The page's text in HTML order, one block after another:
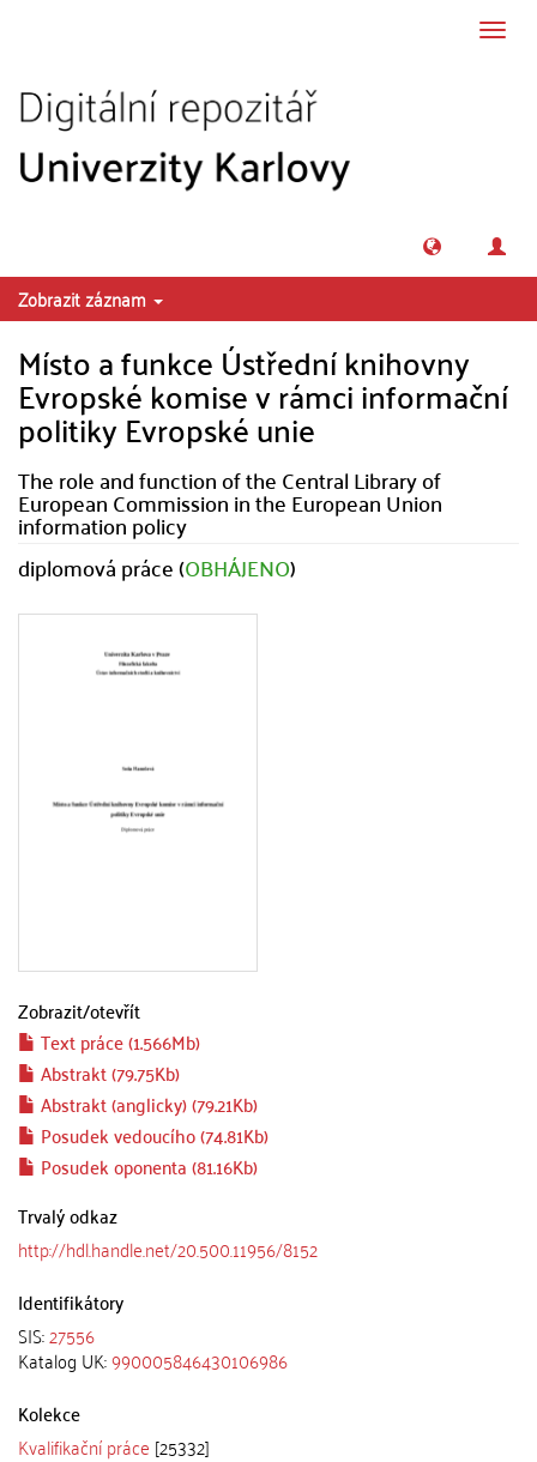
Zobrazit záznam
Místo a funkce Ústřední knihovny
Evropské komise v rámci informační
politiky Evropské unie
The role and function of the Central Library of
European Commission in the European Union
information policy
diplomová práce (OBHÁJENO)
Zobrazit/otevřít
Text práce (1.566Mb)
Abstrakt (79.75Kb)
Abstrakt (anglicky) (79.21Kb)
Posudek vedoucího (74.81Kb)
Posudek oponenta (81.16Kb)
Trvalý odkaz
http://hdl.handle.net/20.500.11956/8152
Identifikátory
SIS:27556
Katalog UK:990005846430106986
Kolekce
Kvalifikační práce [25332]